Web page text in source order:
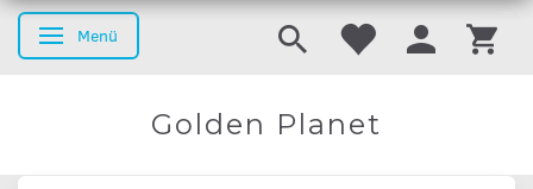
Anzeige ändern
Menü
Golden Planet